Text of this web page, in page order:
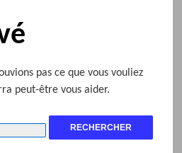
pas ce que vous vouliez
peut-être vous aider.